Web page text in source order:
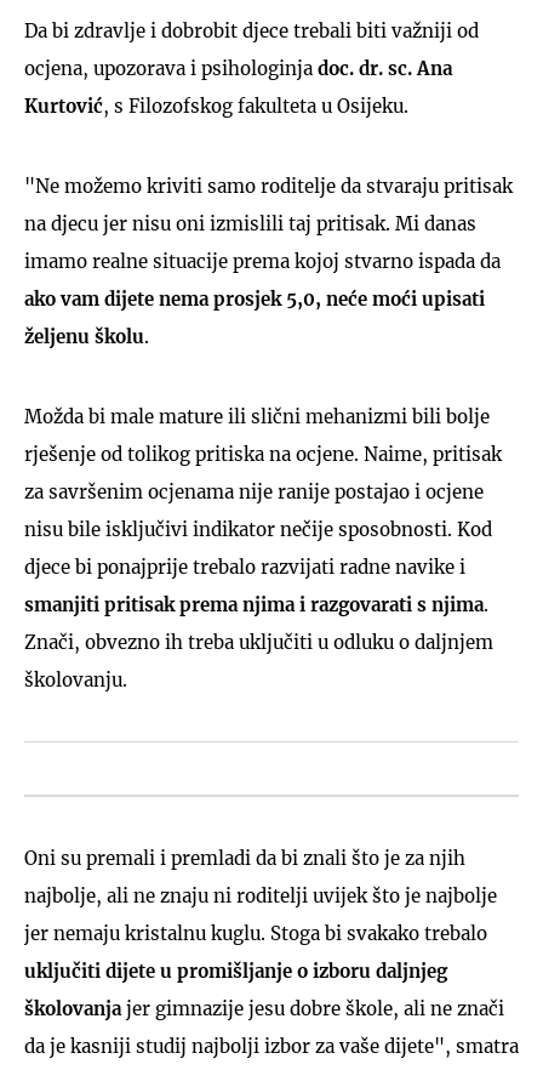
Da bi zdravlje i dobrobit djece trebali biti važniji od
ocjena, upozorava i psihologinja doc. dr. sc. Ana
Kurtović, s Filozofskog fakulteta u Osijeku.
"Ne možemo kriviti samo roditelje da stvaraju pritisak
na djecu jer nisu oni izmislili taj pritisak. Mi danas
imamo realne situacije prema kojoj stvarno ispada da
ako vam dijete nema prosjek 5,0, neće moći upisati
željenu školu.
Možda bi male mature ili slični mehanizmi bili bolje
rješenje od tolikog pritiska na ocjene. Naime, pritisak
za savršenim ocjenama nije ranije postajao i ocjene
nisu bile isključivi indikator nečije sposobnosti. Kod
djece bi ponajprije trebalo razvijati radne navike i
smanjiti pritisak prema njima i razgovarati s njima.
Znači, obvezno ih treba uključiti u odluku o daljnjem
školovanju.
Oni su premali i premladi da bi znali što je za njih
najbolje, ali ne znaju ni roditelji uvijek što je najbolje
jer nemaju kristalnu kuglu. Stoga bi svakako trebalo
uključiti dijete u promišljanje o izboru daljnjeg
školovanja jer gimnazije jesu dobre škole, ali ne znači
da je kasniji studij najbolji izbor za vaše dijete", smatra